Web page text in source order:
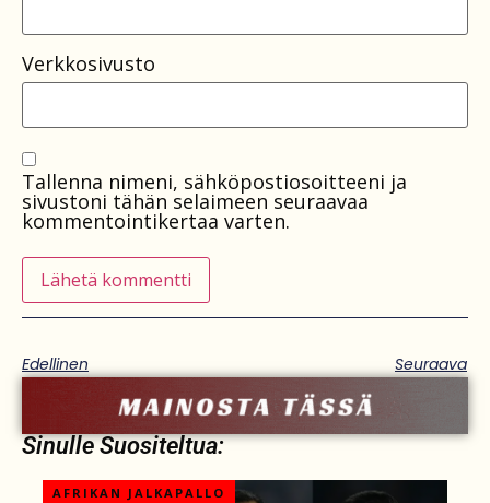
Verkkosivusto
Tallenna nimeni, sähköpostiosoitteeni ja
sivustoni tähän selaimeen seuraavaa
kommentointikertaa varten.
Edellinen Seuraava
Sinulle Suositeltua:
AFRIKAN JALKAPALLO